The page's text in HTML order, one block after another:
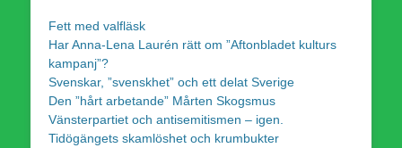
Fett med valfläsk
Har Anna-Lena Laurén rätt om ”Aftonbladet kulturs
kampanj”?
Svenskar, ”svenskhet” och ett delat Sverige
Den ”hårt arbetande” Mårten Skogsmus
Vänsterpartiet och antisemitismen – igen.
Tidögängets skamlöshet och krumbukter